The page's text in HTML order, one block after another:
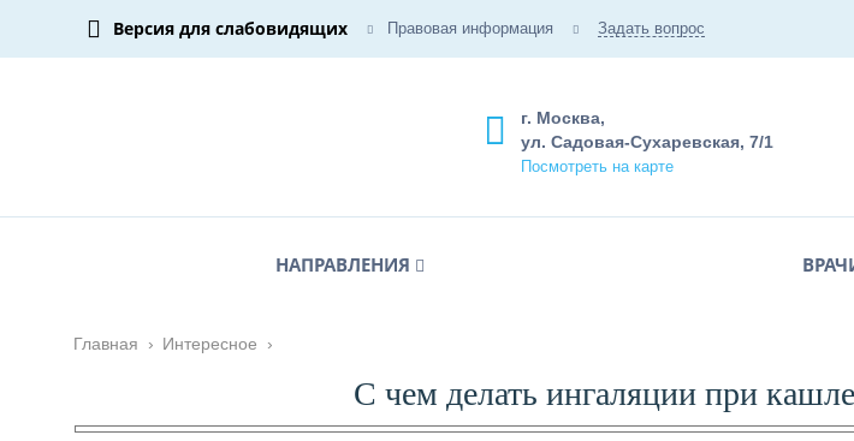
Версия для слабовидящих Правовая информация Задать вопрос
г. Москва,
ул. Садовая-Сухаревская, 7/1
Посмотреть на карте
НАПРАВЛЕНИЯ
Главная › Интересное ›
С чем делать ингаляции при кашле